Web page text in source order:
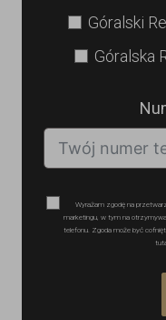
Góralski
Góralska
Wyrażam zgodę na
marketingu, w tym na
telefonu. Zgoda może być